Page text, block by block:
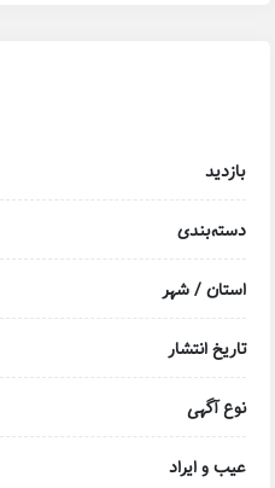
بازدید
دسته‌بندی
استان / شهر
تاریخ انتشار
نوع آگهی
عیب و ایراد